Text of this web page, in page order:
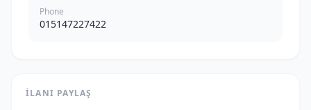
Phone
015147227422
İLANI PAYLAŞ